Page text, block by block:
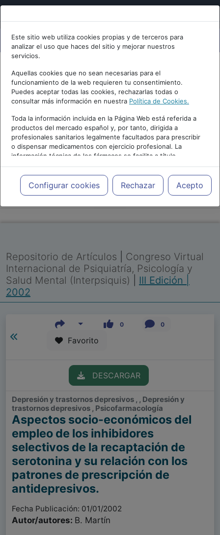
Este sitio web utiliza cookies propias y de terceros para
analizar el uso que haces del sitio y mejorar nuestros
servicios.
Aquellas cookies que no sean necesarias para el
funcionamiento de la web requieren tu consentimiento.
Puedes aceptar todas las cookies, rechazarlas todas o
consultar más información en nuestra Política de Cookies.
Toda la información incluida en la Página Web está referida a
productos del mercado español y, por tanto, dirigida a
profesionales sanitarios legalmente facultados para prescribir
o dispensar medicamentos con ejercicio profesional. La
información técnica de los fármacos se facilita a título
meramente informativo, siendo responsabilidad de los
profesionales facultados prescribir medicamentos y decidir, en
cada caso concreto, el tratamiento más adecuado a las
necesidades del paciente.
Configurar cookies Rechazar Acepto
PUBLICIDAD
Repositorio de Artículos
Congreso Virtual
Internacional de Psiquiatría, Psicología y
Salud Mental (Interpsiquis)
III Edición |
2002
0 0
Favorito
DESCARGAR
Depresión y trastornos depresivos , , Depresión y
trastornos depresivos , Psicofarmacología
Aspectos socio-económicos del
empleo de los inhibidores
selectivos de la recaptación de
serotonina y su relación con los
patrones de prescripción de
antidepresivos.
Fecha Publicación: 01/01/2002
Autor/autores: B. Martín